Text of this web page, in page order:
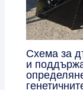
Схема за
и